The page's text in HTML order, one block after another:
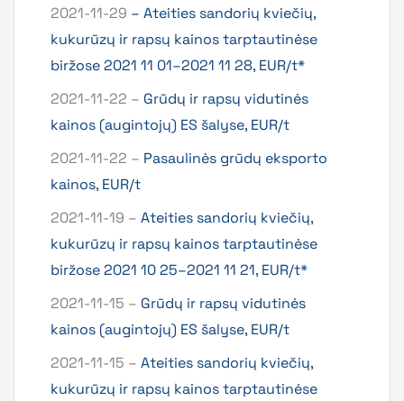
2021-11-29 – Ateities sandorių kviečių,
kukurūzų ir rapsų kainos tarptautinėse
biržose 2021 11 01–2021 11 28, EUR/t*
2021-11-22 – Grūdų ir rapsų vidutinės
kainos (augintojų) ES šalyse, EUR/t
2021-11-22 – Pasaulinės grūdų eksporto
kainos, EUR/t
2021-11-19 – Ateities sandorių kviečių,
kukurūzų ir rapsų kainos tarptautinėse
biržose 2021 10 25–2021 11 21, EUR/t*
2021-11-15 – Grūdų ir rapsų vidutinės
kainos (augintojų) ES šalyse, EUR/t
2021-11-15 – Ateities sandorių kviečių,
kukurūzų ir rapsų kainos tarptautinėse